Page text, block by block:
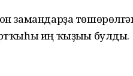
замандарҙа
иң ҡыҙығы булды.